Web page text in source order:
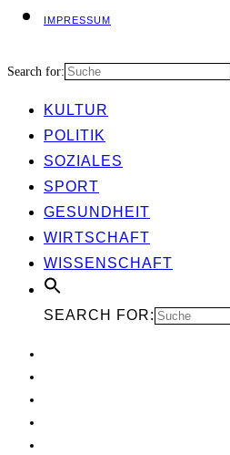
IMPRES­SUM
Search for:
KUL­TUR
POLI­TIK
SOZIA­LES
SPORT
GESUND­HEIT
WIRT­SCHAFT
WIS­SEN­SCHAFT
SEARCH FOR: